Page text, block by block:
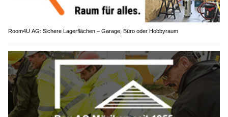
Room4U AG: Sichere Lagerflächen – Garage, Büro oder Hobbyraum